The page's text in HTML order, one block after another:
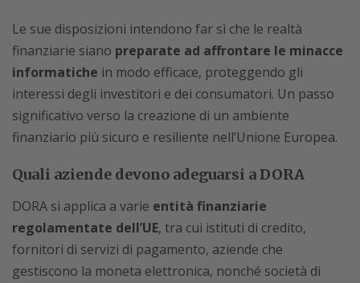
Le sue disposizioni intendono far sì che le realtà
finanziarie siano preparate ad affrontare le minacce
informatiche in modo efficace, proteggendo gli
interessi degli investitori e dei consumatori. Un passo
significativo verso la creazione di un ambiente
finanziario più sicuro e resiliente nell’Unione Europea.
Quali aziende devono adeguarsi a DORA
DORA si applica a varie entità finanziarie
regolamentate dell’UE, tra cui istituti di credito,
fornitori di servizi di pagamento, aziende che
gestiscono la moneta elettronica, nonché società di